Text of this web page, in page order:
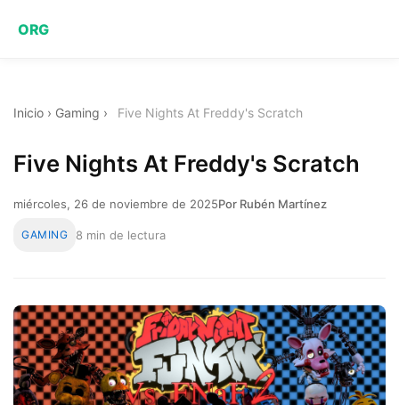
ORG
Inicio › Gaming › Five Nights At Freddy's Scratch
Five Nights At Freddy's Scratch
miércoles, 26 de noviembre de 2025Por Rubén Martínez
GAMING 8 min de lectura